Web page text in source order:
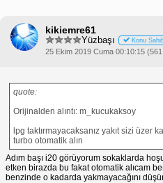
kikiemre61
Yüzbaşı Konu
25 Ekim 2019 Cuma 00:10:15
quote:
Orijinalden alıntı: m_kucukaksoy
lpg taktırmayacaksanız yakıt sizi üzer
turbo otomatik alın
Adım başı i20 görüyorum sokaklarda
etken birazda bu fakat otomatik alıcam
benzinde o kadarda yakmayacağını